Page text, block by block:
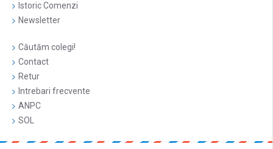
Istoric Comenzi
Newsletter
Căutăm colegi!
Contact
Retur
Intrebari frecvente
ANPC
SOL